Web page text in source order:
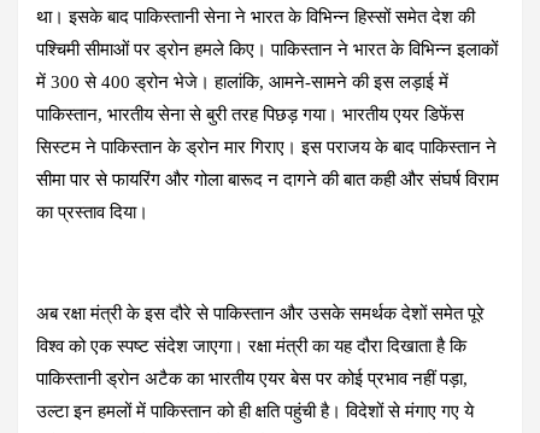
था। इसके बाद पाकिस्तानी सेना ने भारत के विभिन्न हिस्सों समेत देश की
पश्चिमी सीमाओं पर ड्रोन हमले किए। पाकिस्तान ने भारत के विभिन्न इलाकों
में 300 से 400 ड्रोन भेजे। हालांकि, आमने-सामने की इस लड़ाई में
पाकिस्तान, भारतीय सेना से बुरी तरह पिछड़ गया। भारतीय एयर डिफेंस
सिस्टम ने पाकिस्तान के ड्रोन मार गिराए। इस पराजय के बाद पाकिस्तान ने
सीमा पार से फायरिंग और गोला बारूद न दागने की बात कही और संघर्ष विराम
का प्रस्ताव दिया।
अब रक्षा मंत्री के इस दौरे से पाकिस्तान और उसके समर्थक देशों समेत पूरे
विश्व को एक स्पष्ट संदेश जाएगा। रक्षा मंत्री का यह दौरा दिखाता है कि
पाकिस्तानी ड्रोन अटैक का भारतीय एयर बेस पर कोई प्रभाव नहीं पड़ा,
उल्टा इन हमलों में पाकिस्तान को ही क्षति पहुंची है। विदेशों से मंगाए गए ये